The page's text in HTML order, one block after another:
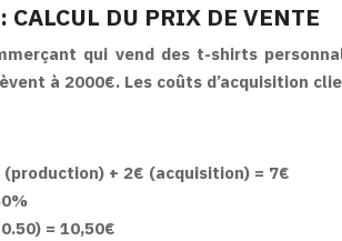
CALCUL DU PRIX DE VENTE
qui vend des t-shirts
à 2000€. Les coûts d’acquisition
+ 2€ (acquisition) = 7€
= 10,50€